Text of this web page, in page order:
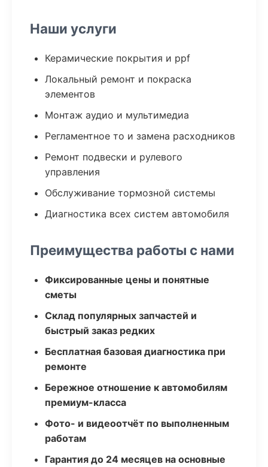
Наши услуги
Керамические покрытия и ppf
Локальный ремонт и покраска
элементов
Монтаж аудио и мультимедиа
Регламентное то и замена расходников
Ремонт подвески и рулевого
управления
Обслуживание тормозной системы
Диагностика всех систем автомобиля
Преимущества работы с нами
Фиксированные цены и понятные
сметы
Склад популярных запчастей и
быстрый заказ редких
Бесплатная базовая диагностика при
ремонте
Бережное отношение к автомобилям
премиум-класса
Фото- и видеоотчёт по выполненным
работам
Гарантия до 24 месяцев на основные